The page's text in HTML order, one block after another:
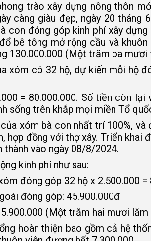
trào xây dựng nông thôn mới,
càng giàu đẹp, ngày 20
con đóng góp kinh phí xây
bê tông mở rộng cầu và
130.000.000 (Một trăm ba mươi
xóm có 32 hộ, dự kiến mỗi hộ
= 80.000.000. Số tiền còn
sống trên khắp mọi miền Tổ
xóm bà con nhất trí 100%, và
hợp đồng với thợ xây. Triển
thành vào ngày 08/8/2024.
kinh phí như sau:
đóng góp 32 hộ x 2.500.000 =
đóng góp: 45.900.000đ
(Một trăm hai mươi
hoàn thiện bao gồm cả hệ